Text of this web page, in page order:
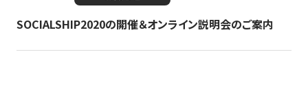
SOCIALSHIP2020の開催＆オンライン説明会のご案内